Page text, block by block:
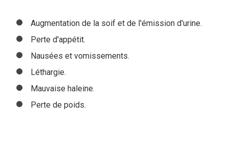
Augmentation de la soif et de l'émission d'urine.
Perte d'appétit.
Nausées et vomissements.
Léthargie.
Mauvaise haleine.
Perte de poids.